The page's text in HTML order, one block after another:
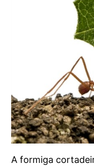
A formiga